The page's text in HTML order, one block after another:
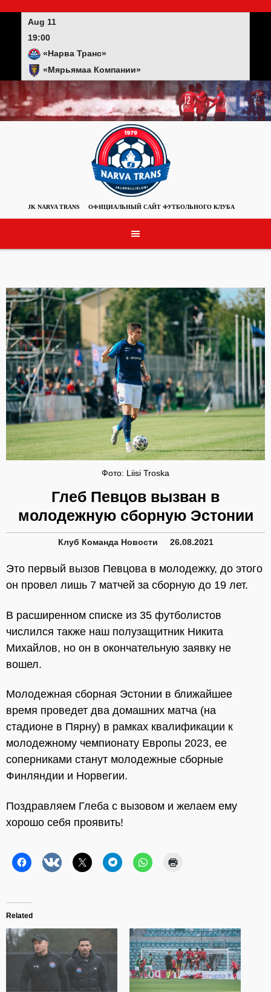
Aug 11
19:00
«Нарва Транс»
«Мярьямаа Компании»
JK NARVA TRANS ОФИЦИАЛЬНЫЙ САЙТ ФУТБОЛЬНОГО КЛУБА
Фото: Liisi Troska
Глеб Певцов вызван в
молодежную сборную Эстонии
Клуб Команда Новости 26.08.2021
Это первый вызов Певцова в молодежку, до этого
он провел лишь 7 матчей за сборную до 19 лет.
В расширенном списке из 35 футболистов
числился также наш полузащитник Никита
Михайлов, но он в окончательную заявку не
вошел.
Молодежная сборная Эстонии в ближайшее
время проведет два домашних матча (на
стадионе в Пярну) в рамках квалификации к
молодежному чемпионату Европы 2023, ее
соперниками станут молодежные сборные
Финляндии и Норвегии.
Поздравляем Глеба с вызовом и желаем ему
хорошо себя проявить!
Related